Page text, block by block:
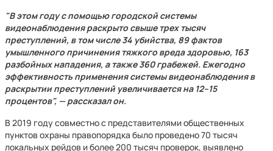
"В этом году с помощью городской системы
видеонаблюдения раскрыто свыше трех тысяч
преступлений, в том числе 34 убийства, 89 фактов
умышленного причинения тяжкого вреда здоровью, 163
разбойных нападения, а также 360 грабежей. Ежегодно
эффективность применения системы видеонаблюдения в
раскрытии преступлений увеличивается на 12–15
процентов", — рассказал он.
В 2019 году совместно с представителями общественных
пунктов охраны правопорядка было проведено 70 тысяч
локальных рейдов и более 200 тысяч проверок, выявлено